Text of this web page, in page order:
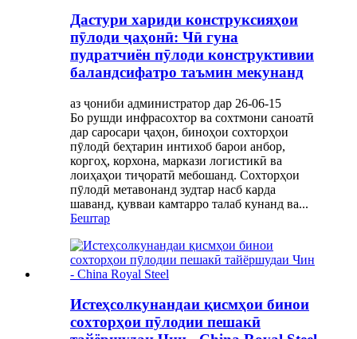
Дастури хариди конструксияҳои
пӯлоди ҷаҳонӣ: Чӣ гуна
пудратчиён пӯлоди конструктивии
баландсифатро таъмин мекунанд
аз ҷониби администратор дар 26-06-15
Бо рушди инфрасохтор ва сохтмони саноатӣ
дар саросари ҷаҳон, биноҳои сохторҳои
пӯлодӣ беҳтарин интихоб барои анбор,
коргоҳ, корхона, маркази логистикӣ ва
лоиҳаҳои тиҷоратӣ мебошанд. Сохторҳои
пӯлодӣ метавонанд зудтар насб карда
шаванд, қувваи камтарро талаб кунанд ва...
Бештар
Истеҳсолкунандаи қисмҳои бинои
сохторҳои пӯлодии пешакӣ